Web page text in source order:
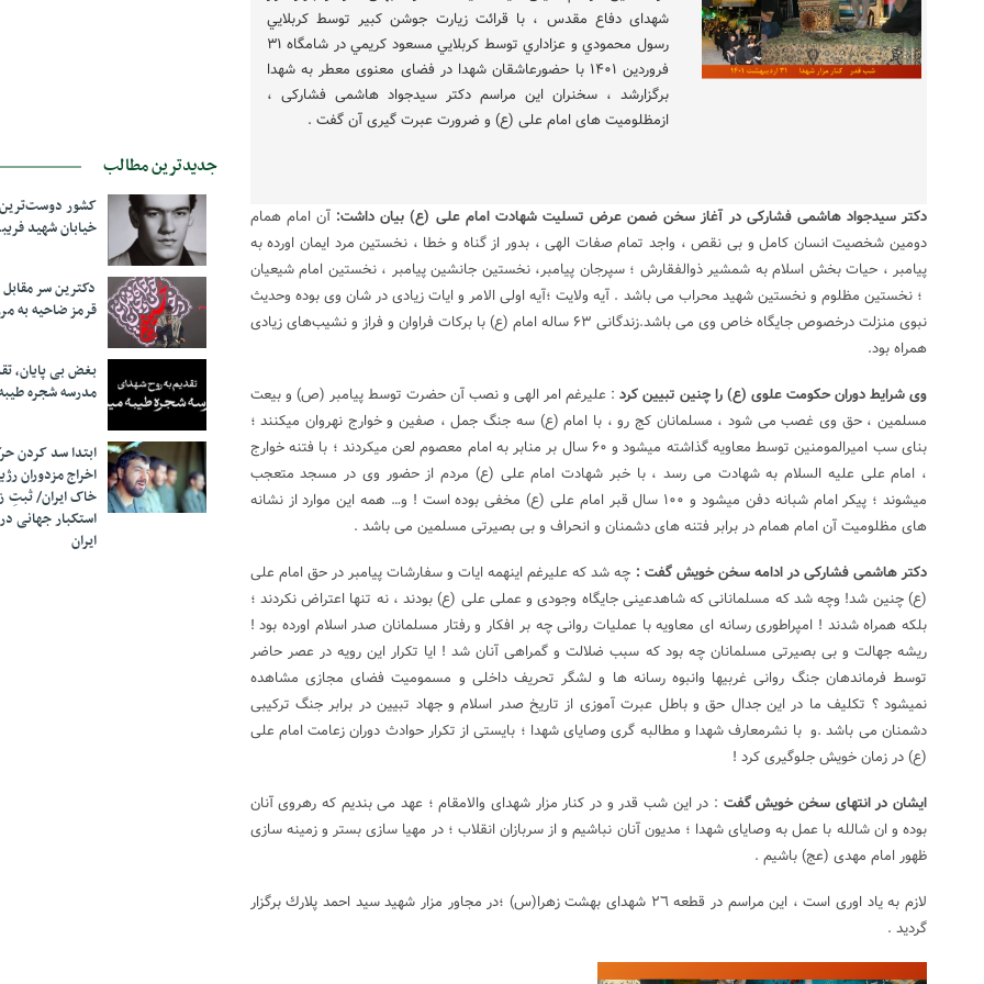
شهدای دفاع مقدس ، با قرائت زيارت جوشن كبير توسط كربلايي
رسول محمودي و عزاداري توسط كربلايي مسعود كريمي در شامگاه ۳۱
فروردین ۱۴۰۱ با حضورعاشقان شهدا در فضای معنوی معطر به شهدا
برگزارشد ، سخنران این مراسم دکتر سیدجواد هاشمی فشارکی ،
ازمظلومیت های امام علی (ع) و ضرورت عبرت گیری آن گفت .
دکتر سیدجواد هاشمی فشارکی در آغاز سخن ضمن عرض تسلیت شهادت امام علی (ع) بیان داشت: آن امام همام
دومین شخصیت انسان کامل و بی نقص ، واجد تمام صفات الهی ، بدور از گناه و خطا ، نخستین مرد ایمان اورده به
پیامبر ، حیات بخش اسلام به شمشیر ذوالفقارش ؛ سپرجان پیامبر، نخستین جانشین پیامبر ، نخستین امام شیعیان
؛ نخستین مظلوم و نخستین شهید محراب می باشد . آیه ولایت ؛آیه اولی الامر و ایات زیادی در شان وی بوده وحدیث
نبوی منزلت درخصوص جایگاه خاص وی می باشد.زندگانی ۶۳ ساله امام (ع) با برکات فراوان و فراز و نشیب‌های زیادی
همراه بود.
وی شرایط دوران حکومت علوی (ع) را چنین تبیین کرد : علیرغم امر الهی و نصب آن حضرت توسط پیامبر (ص) و بیعت
مسلمین ، حق وی غصب می شود ، مسلمانان کج رو ، با امام (ع) سه جنگ جمل ، صفین و خوارج نهروان میکنند ؛
بنای سب امیرالمومنین توسط معاویه گذاشته میشود و ۶۰ سال بر منابر به امام معصوم لعن میکردند ؛ با فتنه خوارج
، امام علی علیه السلام به شهادت می رسد ، با خبر شهادت امام علی (ع) مردم از حضور وی در مسجد متعجب
میشوند ؛ پیکر امام شبانه دفن میشود و ۱۰۰ سال قبر امام علی (ع) مخفی بوده است ! و… همه این موارد از نشانه
های مظلومیت آن امام همام در برابر فتنه های دشمنان و انحراف و بی بصیرتی مسلمین می باشد .
دکتر هاشمی فشارکی در ادامه سخن خویش گفت : چه شد که علیرغم اینهمه ایات و سفارشات پیامبر در حق امام علی
(ع) چنین شد! وچه شد که مسلمانانی که شاهدعینی جایگاه وجودی و عملی علی (ع) بودند ، نه تنها اعتراض نکردند ؛
بلکه همراه شدند !‌ امپراطوری رسانه ای معاویه با عملیات روانی چه بر افکار و رفتار مسلمانان صدر اسلام اورده بود !
ریشه جهالت و بی بصیرتی مسلمانان چه بود که سبب ضلالت و گمراهی آنان شد ! ایا تکرار این رویه در عصر حاضر
توسط فرماندهان جنگ روانی غربیها وانبوه رسانه ها و لشگر تحریف داخلی و مسمومیت فضای مجازی مشاهده
نمیشود ؟ تکلیف ما در این جدال حق و باطل عبرت آموزی از تاریخ صدر اسلام و جهاد تبیین در برابر جنگ ترکیبی
دشمنان می باشد .و با نشرمعارف شهدا و مطالبه گری وصایای شهدا ؛ بایستی از تکرار حوادث دوران زعامت امام علی
(ع) در زمان خویش جلوگیری کرد !
ایشان در انتهای سخن خویش گفت : در این شب قدر و در کنار مزار شهدای والامقام ؛ عهد می بندیم که رهروی آنان
بوده و ان شالله با عمل به وصایای شهدا ؛ مدیون آنان نباشیم و از سربازان انقلاب ؛ در مهیا سازی بستر و زمینه سازی
ظهور امام مهدی (عج) باشیم .
لازم به یاد اوری است ، این مراسم در قطعه ٢٦ شهدای بهشت زهرا(س) ؛در مجاور مزار شهید سيد احمد پلارك برگزار
گردید .
جدیدترین مطالب
کشور دوست‌ترین
خیابان شهید
دکترین سر
قرمز ضاحیه به
بغض بی پایان،
مدرسه شجره
ابتدا سد
اخراج مزدوران
خاک ایران/ ثبتِ
استکبار جهانی
ایران